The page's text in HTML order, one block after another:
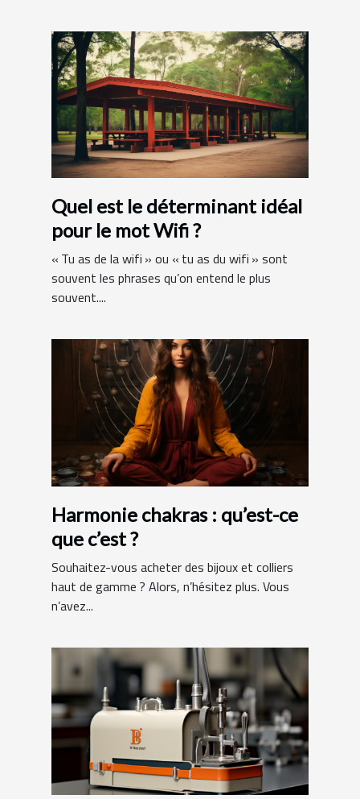
Quel est le déterminant idéal
pour le mot Wifi ?
« Tu as de la wifi » ou « tu as du wifi » sont
souvent les phrases qu’on entend le plus
souvent....
Harmonie chakras : qu’est-ce
que c’est ?
Souhaitez-vous acheter des bijoux et colliers
haut de gamme ? Alors, n’hésitez plus. Vous
n’avez...